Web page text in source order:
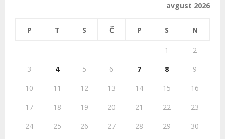
C
H
avgust 2026
P T S Č P S N
1
2
3
4 5 6 7 8
9
10
11 12 13 14 15
16
17
18 19 20 21 22
23
24
25 26 27 28 29
30